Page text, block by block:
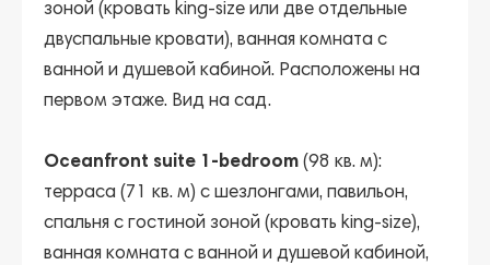
зоной (кровать king-size или две отдельные
двуспальные кровати), ванная комната с
ванной и душевой кабиной. Расположены на
первом этаже. Вид на сад.
Oceanfront suite 1-bedroom (98 кв. м):
терраса (71 кв. м) c шезлонгами, павильон,
спальня с гостиной зоной (кровать king-size),
ванная комната с ванной и душевой кабиной,